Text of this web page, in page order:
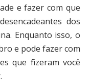
e fazer com que
dos
Enquanto isso, o
e pode fazer com
que fizeram você